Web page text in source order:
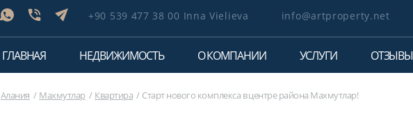
+90 539 477 38 00 Inna Vielieva info@artproperty.net
ГЛАВНАЯ НЕДВИЖИМОСТЬ О КОМПАНИИ УСЛУГИ ОТЗЫВЫ
Алания Махмутлар Квартира Старт нового комплекса в центре района Махмутлар!